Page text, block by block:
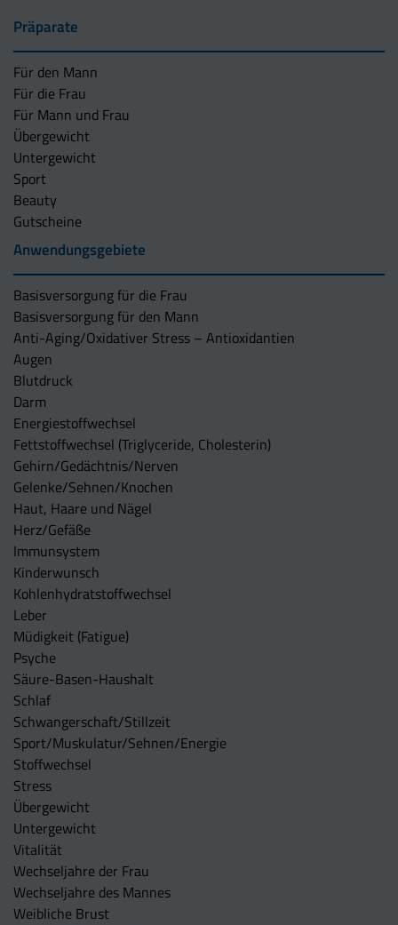
Präparate
Für den Mann
Für die Frau
Für Mann und Frau
Übergewicht
Untergewicht
Sport
Beauty
Gutscheine
Anwendungsgebiete
Basisversorgung für die Frau
Basisversorgung für den Mann
Anti-Aging/Oxidativer Stress – Antioxidantien
Augen
Blutdruck
Darm
Energiestoffwechsel
Fettstoffwechsel (Triglyceride, Cholesterin)
Gehirn/Gedächtnis/Nerven
Gelenke/Sehnen/Knochen
Haut, Haare und Nägel
Herz/Gefäße
Immunsystem
Kinderwunsch
Kohlenhydratstoffwechsel
Leber
Müdigkeit (Fatigue)
Psyche
Säure-Basen-Haushalt
Schlaf
Schwangerschaft/Stillzeit
Sport/Muskulatur/Sehnen/Energie
Stoffwechsel
Stress
Übergewicht
Untergewicht
Vitalität
Wechseljahre der Frau
Wechseljahre des Mannes
Weibliche Brust